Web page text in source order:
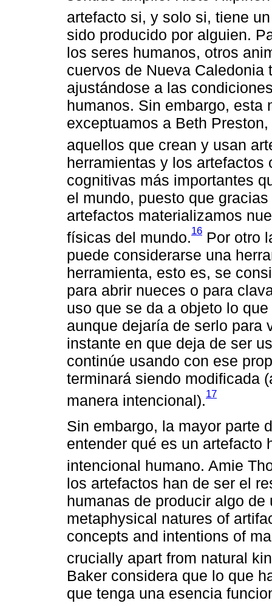
artefacto si, y solo si, tiene
sido producido por alguien.
los seres humanos, otros
cuervos de Nueva
ajustándose a las
humanos. Sin embargo, esta
exceptuamos a Beth
aquellos que crean y usan
herramientas y los
cognitivas más importantes
el mundo, puesto que
artefactos materializamos
físicas del mundo.16 Por otro
puede considerarse una
herramienta, esto es, se
para abrir nueces o para
uso que se da a objeto lo
aunque dejaría de serlo para
instante en que deja de ser
continúe usando con ese
terminará siendo modificada
manera intencional).17
Sin embargo, la mayor parte
entender qué es un artefacto
intencional humano. Amie
los artefactos han de ser el
humanas de producir algo
metaphysical natures of
concepts and intentions of
crucially apart from natural
Baker considera que lo que
que tenga una esencia